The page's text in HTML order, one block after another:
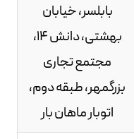
بابلسر، خیابان
بهشتی، دانش 14،
مجتمع تجاری
بزرگمهر، طبقه دوم،
اتوبار ماهان بار